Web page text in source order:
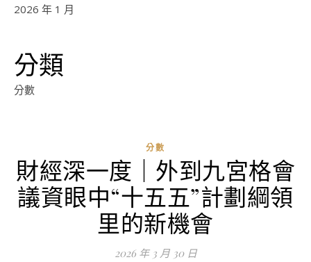
2026 年 1 月
分類
分數
分數
財經深一度｜外到九宮格會
議資眼中“十五五”計劃綱領
里的新機會
2026 年 3 月 30 日
0